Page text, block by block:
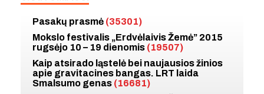
Pasakų prasmė (35301)
Mokslo festivalis „Erdvėlaivis Žemė” 2015
rugsėjo 10 – 19 dienomis (19507)
Kaip atsirado ląstelė bei naujausios žinios
apie gravitacines bangas. LRT laida
Smalsumo genas (16681)